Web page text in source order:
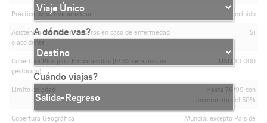
Práctica deportiva amateur Incluido
Asistencia médica en cruceros en caso de enfermedad
o accidente
Si
Cobertura Plus para Embarazadas (h/ 32 semanas de
gestación)
USD 10.000
Límite de edad
Hasta 76/99 con
incremento del 50%
Cobertura Geográfica
Mundial excepto País de
A dónde vas?
Cuándo viajas?